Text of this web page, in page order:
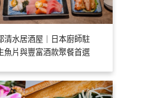
清水居酒屋｜日本廚師駐
魚片與豐富酒款聚餐首選